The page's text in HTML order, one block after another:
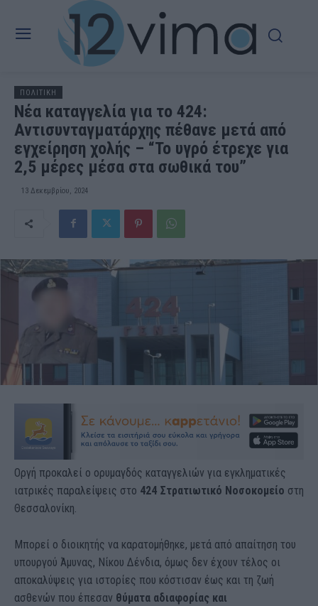
ΠΟΛΙΤΙΚΗ
Νέα καταγγελία για το 424:
Αντισυνταγματάρχης πέθανε μετά από
εγχείρηση χολής – “Το υγρό έτρεχε για
2,5 μέρες μέσα στα σωθικά του”
13 Δεκεμβρίου, 2024
Οργή προκαλεί ο ορυμαγδός καταγγελιών για εγκληματικές
ιατρικές παραλείψεις στο 424 Στρατιωτικό Νοσοκομείο στη
Θεσσαλονίκη.
Μπορεί ο διοικητής να καρατομήθηκε, μετά από απαίτηση του
υπουργού Άμυνας, Νίκου Δένδια, όμως δεν έχουν τέλος οι
αποκαλύψεις για ιστορίες που κόστισαν έως και τη ζωή
ασθενών που έπεσαν θύματα αδιαφορίας και